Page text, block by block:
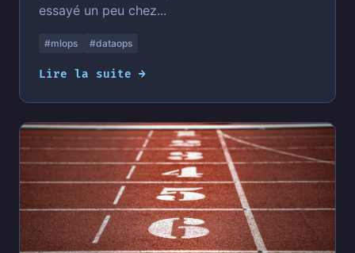
essayé un peu chez...
#mlops #dataops
Lire la suite →